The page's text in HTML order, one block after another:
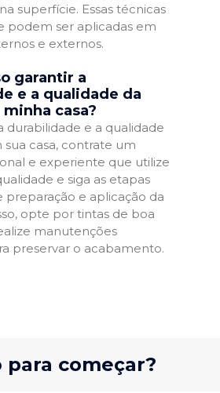
superfície. Essas técnicas
podem ser aplicadas em
e externos.
garantir a
e a qualidade da
casa?
durabilidade e a qualidade
casa, contrate um
e experiente que utilize
e siga as etapas
preparação e aplicação da
opte por tintas de boa
manutenções
preservar o acabamento.
para começar?